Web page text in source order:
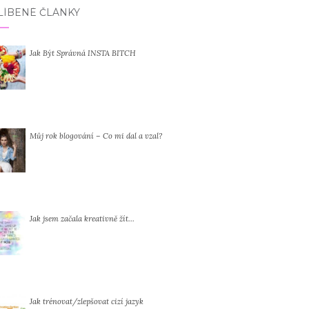
ČLÁNKY
Jak Být Správná INSTA BITCH
Můj rok blogování – Co mi dal a vzal?
Jak jsem začala kreativně žít…
Jak trénovat/zlepšovat cizí jazyk